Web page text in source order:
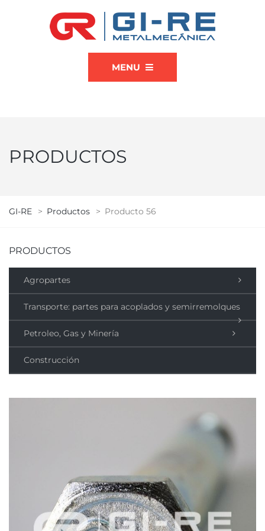
MENU
PRODUCTOS
GI-RE > Productos > Producto 56
PRODUCTOS
Agropartes
Transporte: partes para acoplados y semirremolques
Petroleo, Gas y Minería
Construcción